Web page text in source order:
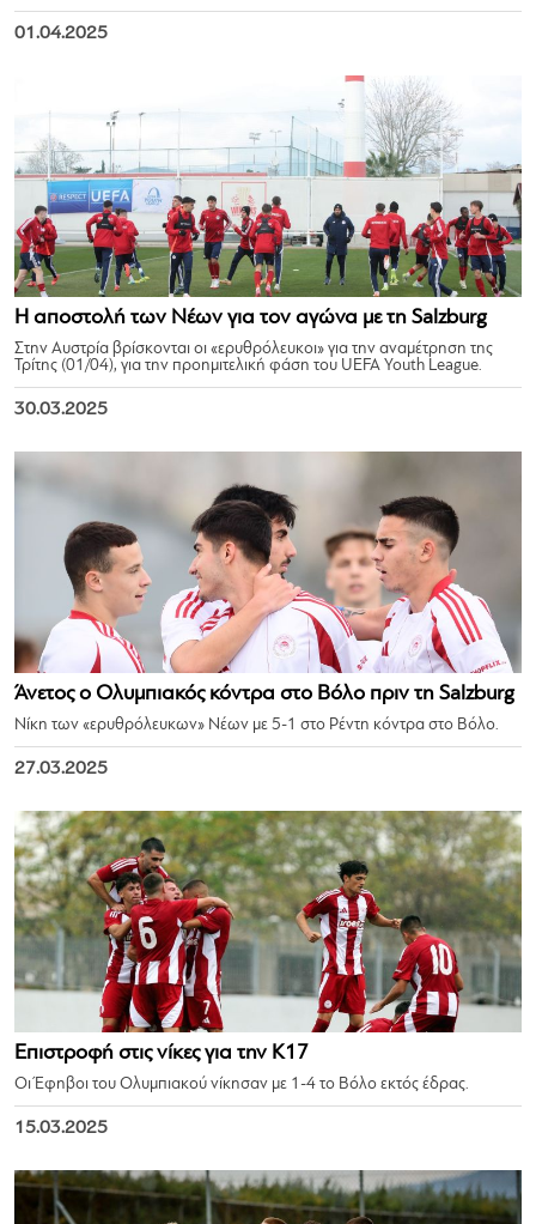
01.04.2025
Η αποστολή των Νέων για τον αγώνα με τη Salzburg
Στην Αυστρία βρίσκονται οι «ερυθρόλευκοι» για την αναμέτρηση της
Τρίτης (01/04), για την προημιτελική φάση του UEFA Youth League.
30.03.2025
Άνετος ο Ολυμπιακός κόντρα στο Βόλο πριν τη Salzburg
Νίκη των «ερυθρόλευκων» Νέων με 5-1 στο Ρέντη κόντρα στο Βόλο.
27.03.2025
Επιστροφή στις νίκες για την Κ17
Οι Έφηβοι του Ολυμπιακού νίκησαν με 1-4 το Βόλο εκτός έδρας.
15.03.2025